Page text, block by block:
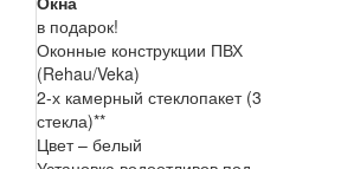
в подарок!
Оконные конструкции ПВХ
(Rehau/Veka)
2-х камерный стеклопакет (3
стекла)**
Цвет – белый